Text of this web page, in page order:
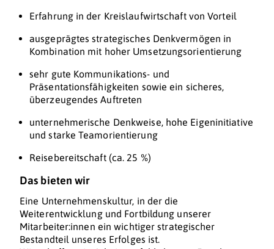
Erfahrung in der Kreislaufwirtschaft von Vorteil
ausgeprägtes strategisches Denkvermögen in
Kombination mit hoher Umsetzungsorientierung
sehr gute Kommunikations- und
Präsentationsfähigkeiten sowie ein sicheres,
überzeugendes Auftreten
unternehmerische Denkweise, hohe Eigeninitiative
und starke Teamorientierung
Reisebereitschaft (ca. 25 %)
Das bieten wir
Eine Unternehmenskultur, in der die
Weiterentwicklung und Fortbildung unserer
Mitarbeiter:innen ein wichtiger strategischer
Bestandteil unseres Erfolges ist.